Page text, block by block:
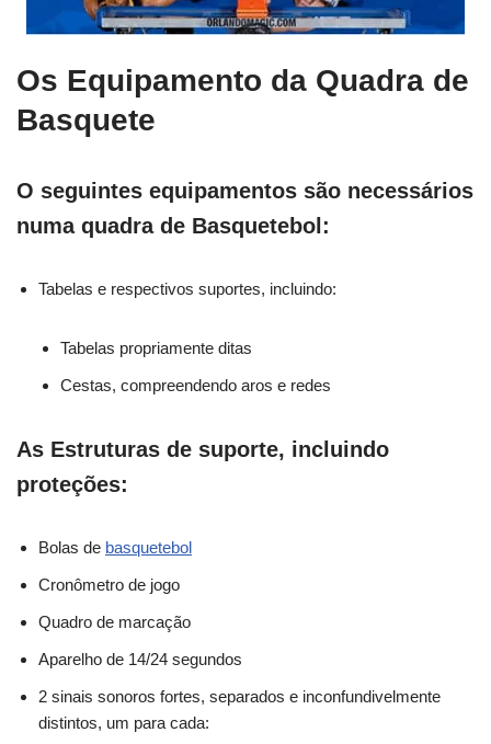
Os Equipamento da Quadra de
Basquete
O seguintes equipamentos são necessários
numa quadra de Basquetebol:
Tabelas e respectivos suportes, incluindo:
Tabelas propriamente ditas
Cestas, compreendendo aros e redes
As Estruturas de suporte, incluindo
proteções:
Bolas de basquetebol
Cronômetro de jogo
Quadro de marcação
Aparelho de 14/24 segundos
2 sinais sonoros fortes, separados e inconfundivelmente
distintos, um para cada: